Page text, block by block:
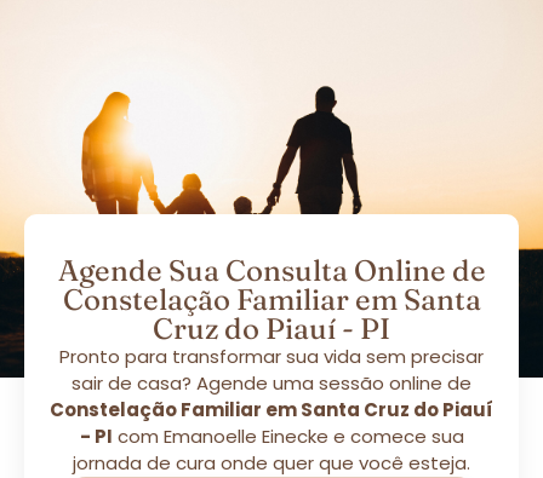
Agende Sua Consulta Online de
Constelação Familiar em Santa
Cruz do Piauí - PI
Pronto para transformar sua vida sem precisar
sair de casa? Agende uma sessão online de
Constelação Familiar em Santa Cruz do Piauí
- PI com Emanoelle Einecke e comece sua
jornada de cura onde quer que você esteja.